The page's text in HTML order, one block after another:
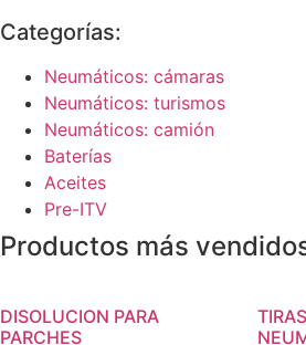
Categorías:
Neumáticos: cámaras
Neumáticos: turismos
Neumáticos: camión
Baterías
Aceites
Pre-ITV
Productos más
DISOLUCION PARA
PARCHES